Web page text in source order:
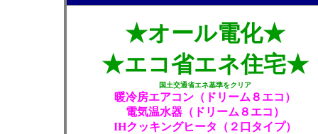
★オール電化★
★エコ省エネ住宅★
国土交通省エネ基準をクリア
暖冷房エアコン（ドリーム８エコ）
電気温水器（ドリーム８エコ）
IHクッキングヒータ（２口タイプ）